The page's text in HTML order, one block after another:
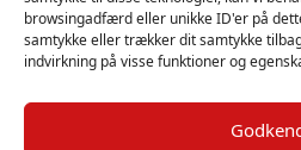
browsingadfærd eller unikke ID'er på
samtykke eller trækker dit samtykke
indvirkning på visse funktioner og